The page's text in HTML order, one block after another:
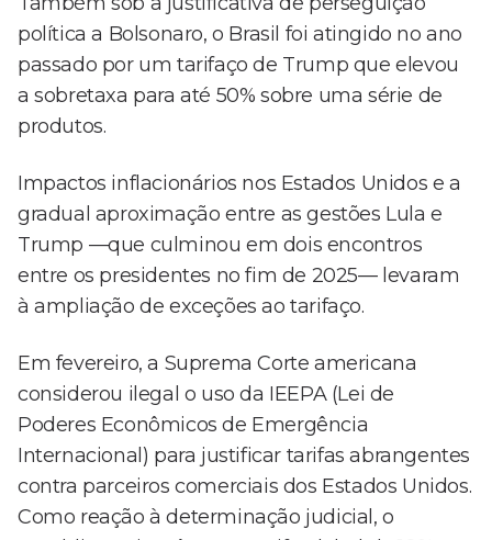
política a Bolsonaro, o Brasil foi atingido no ano
passado por um tarifaço de Trump que elevou
a sobretaxa para até 50% sobre uma série de
produtos.
Impactos inflacionários nos Estados Unidos e a
gradual aproximação entre as gestões Lula e
Trump —que culminou em dois encontros
entre os presidentes no fim de 2025— levaram
à ampliação de exceções ao tarifaço.
Em fevereiro, a Suprema Corte americana
considerou ilegal o uso da IEEPA (Lei de
Poderes Econômicos de Emergência
Internacional) para justificar tarifas abrangentes
contra parceiros comerciais dos Estados Unidos.
Como reação à determinação judicial, o